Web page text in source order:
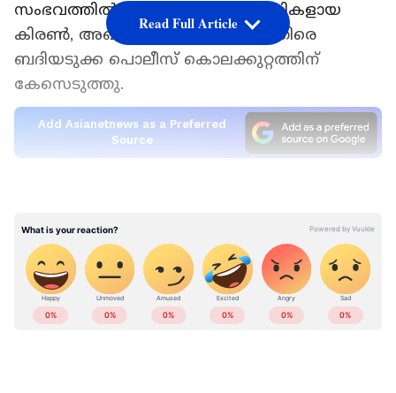
സംഭവത്തിൽ മാർപ്പനടുക്ക സ്വദേശികളായ
കിരൺ, അഖിലേഷ് എന്നിവർക്കെതിരെ
ബദിയടുക്ക പൊലീസ് കൊലക്കുറ്റത്തിന്
കേസെടുത്തു.
Add Asianetnews as a Preferred
Source
ഗ്രൗണ്ടിൽ നടന്ന ക്രിക്കറ്റ് ടൂർണമെന്റിനിടെ
സുരേഷും പ്രതികളും തമ്മിൽ
വാക്കുതർക്കമുണ്ടായിരുന്നു. ഇതിനെ
തുടർന്നുണ്ടായ വൈരാഗ്യമാണ്
ആക്രമണത്തിലേക്ക് നയിച്ചതെന്നാണ് പൊലീസ്
Read Full Article